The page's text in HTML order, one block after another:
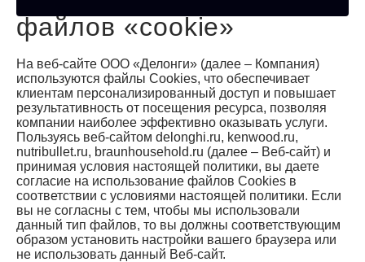
файлов «сookie»
На веб-сайте ООО «Делонги» (далее – Компания)
используются файлы Cookies, что обеспечивает
клиентам персонализированный доступ и повышает
результативность от посещения ресурса, позволяя
компании наиболее эффективно оказывать услуги.
Пользуясь веб-сайтом delonghi.ru, kenwood.ru,
nutribullet.ru, braunhousehold.ru (далее – Веб-сайт) и
принимая условия настоящей политики, вы даете
согласие на использование файлов Cookies в
соответствии с условиями настоящей политики. Если
вы не согласны с тем, чтобы мы использовали
данный тип файлов, то вы должны соответствующим
образом установить настройки вашего браузера или
не использовать данный Веб-сайт.